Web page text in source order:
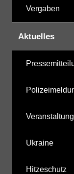
Vergaben
Aktuelles
Ukraine
Hitzeschutz